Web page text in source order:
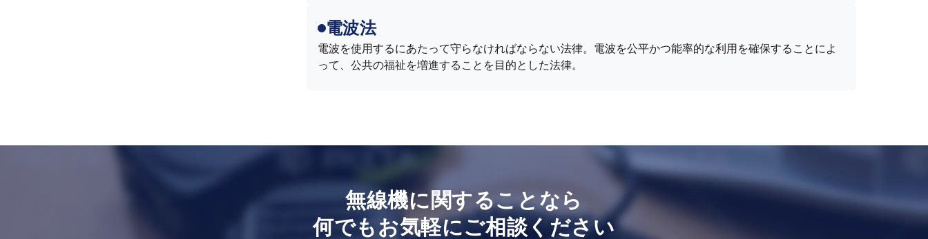
電波法
電波を使用するにあたって守らなければならない法律。電波を公平かつ能率的な利用を確保することによ
って、公共の福祉を増進することを目的とした法律。
無線機に関することなら
何でもお気軽にご相談ください